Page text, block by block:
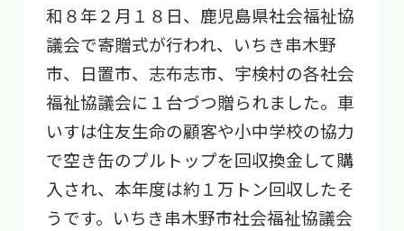
和８年２月１８日、鹿児島県社会福祉協
議会で寄贈式が行われ、いちき串木野
市、日置市、志布志市、宇検村の各社会
福祉協議会に１台づつ贈られました。車
いすは住友生命の顧客や小中学校の協力
で空き缶のプルトップを回収換金して購
入され、本年度は約１万トン回収したそ
うです。いちき串木野市社会福祉協議会